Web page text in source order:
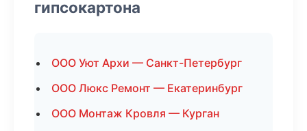
гипсокартона
ООО Уют Архи — Санкт-Петербург
ООО Люкс Ремонт — Екатеринбург
ООО Монтаж Кровля — Курган